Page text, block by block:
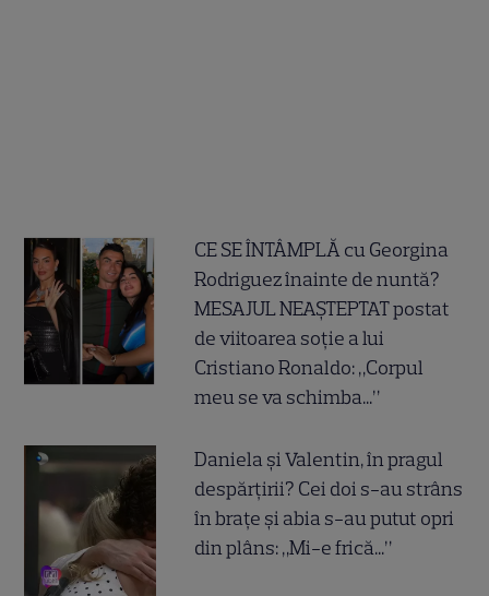
CE SE ÎNTÂMPLĂ cu Georgina
Rodriguez înainte de nuntă?
MESAJUL NEAȘTEPTAT postat
de viitoarea soție a lui
Cristiano Ronaldo: „Corpul
meu se va schimba...”
Daniela și Valentin, în pragul
despărțirii? Cei doi s-au strâns
în brațe și abia s-au putut opri
din plâns: „Mi-e frică...”